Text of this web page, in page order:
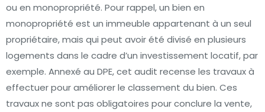
ou en monopropriété. Pour rappel, un bien en
monopropriété est un immeuble appartenant à un seul
propriétaire, mais qui peut avoir été divisé en plusieurs
logements dans le cadre d’un investissement locatif, par
exemple. Annexé au DPE, cet audit recense les travaux à
effectuer pour améliorer le classement du bien. Ces
travaux ne sont pas obligatoires pour conclure la vente,